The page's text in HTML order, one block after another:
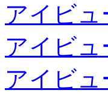
アイビ
アイビ
アイビ